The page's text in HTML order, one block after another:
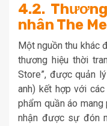
4.2.
nhân The
Một nguồn thu khác
thương hiệu thời
Store”, được quản
anh) kết hợp với
phẩm quần áo mang
nhận được sự đón